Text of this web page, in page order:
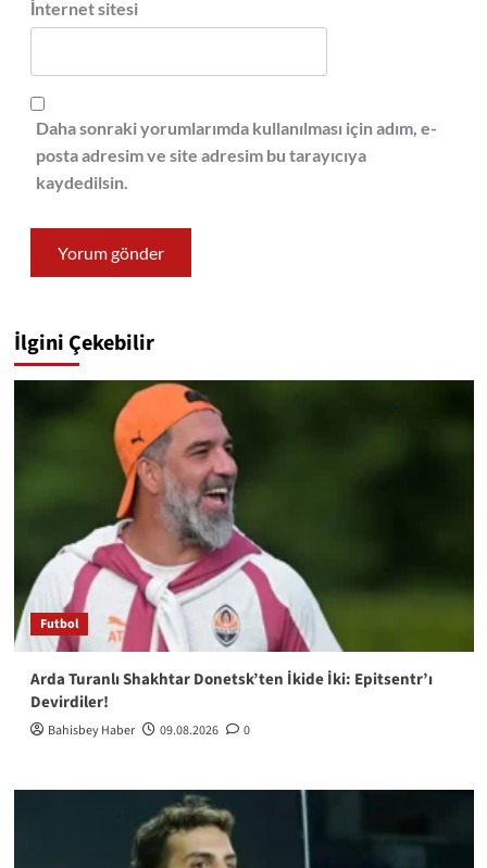
İnternet sitesi
Daha sonraki yorumlarımda kullanılması için adım, e-
posta adresim ve site adresim bu tarayıcıya
kaydedilsin.
İlgini Çekebilir
Futbol
Arda Turanlı Shakhtar Donetsk’ten İkide İki: Epitsentr’ı
Devirdiler!
Bahisbey Haber 09.08.2026 0